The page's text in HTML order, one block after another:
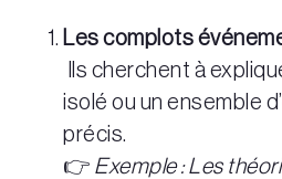
Les complots
Ils cherchent à
isolé ou un ensemble
précis.
👉 Exemple : Les